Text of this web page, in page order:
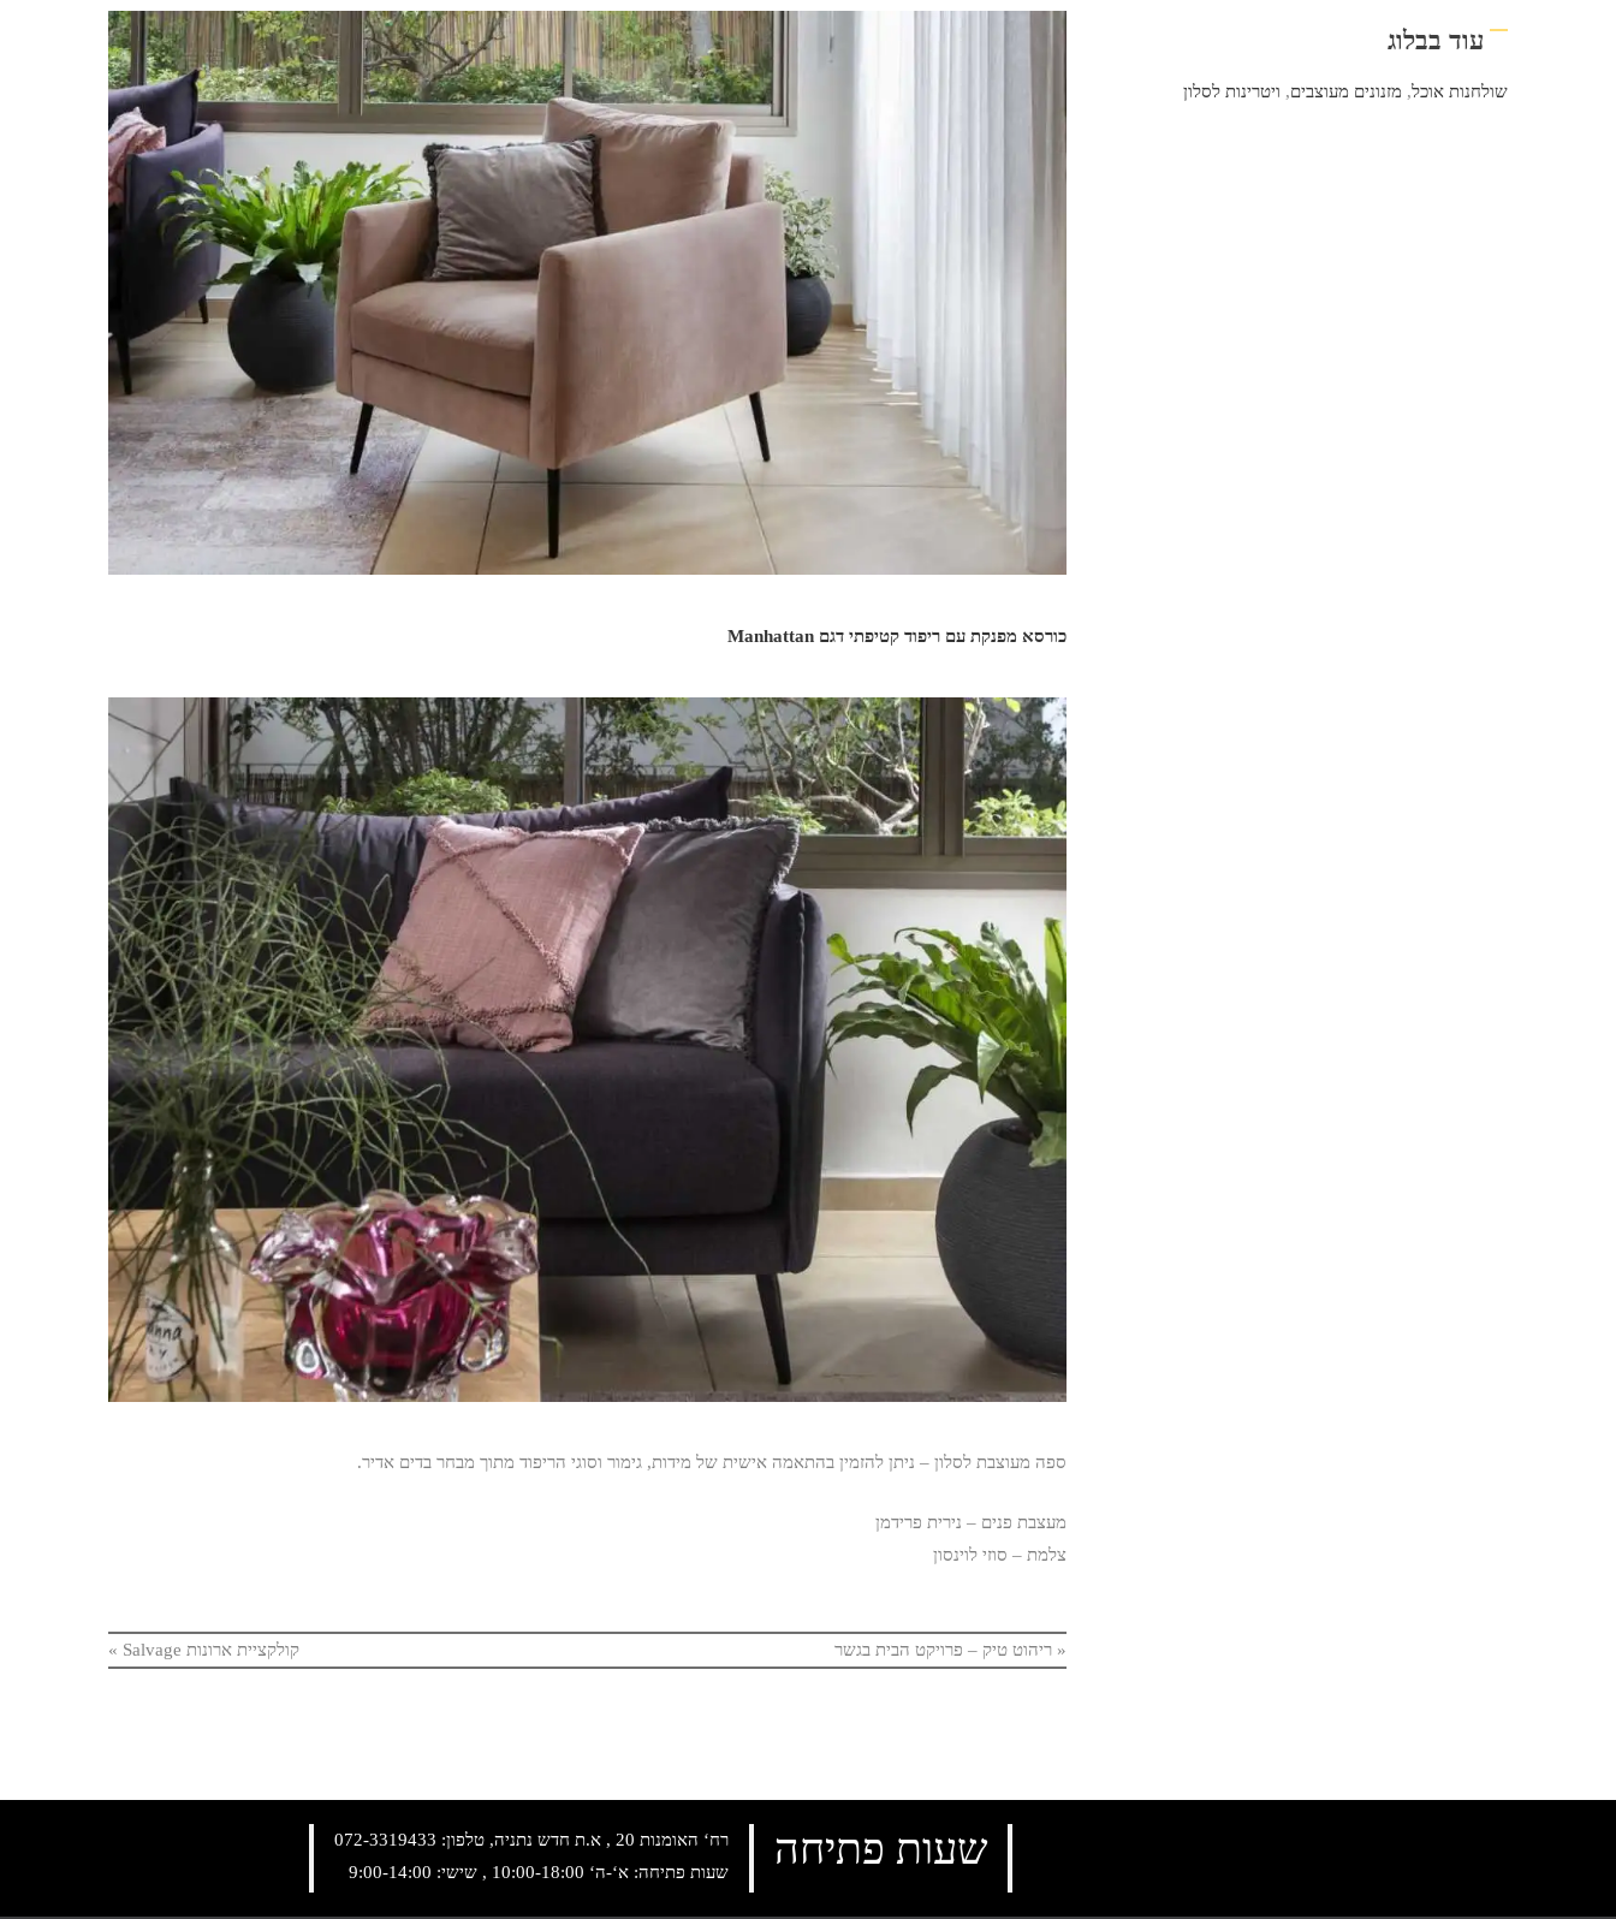
כורסא מפנקת עם ריפוד קטיפתי דגם Manhattan
ספה מעוצבת לסלון – ניתן להזמין בהתאמה אישית של מידות, גימור וסוגי הריפוד מתוך מבחר בדים אדיר.
מעצבת פנים – נירית פרידמן
צלמת – סוזי לוינסון
« ריהוט טיק – פרויקט הבית בגשר קולקציית ארונות Salvage »
עוד בבלוג
שולחנות אוכל, מזנונים מעוצבים, ויטרינות לסלון
רח‘ האומנות 20 , א.ת חדש נתניה, טלפון:
072-3319433
שעות פתיחה: א‘-ה‘ 10:00-18:00 , שישי: 9:00-14:00
שעות פתיחה